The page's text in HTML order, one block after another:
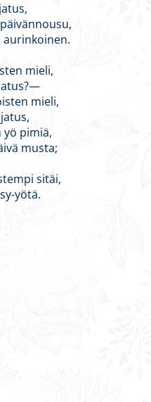
aurinkoinen.
mieli,
mieli,
yö pimiä,
musta;
sitäi,
yötä.